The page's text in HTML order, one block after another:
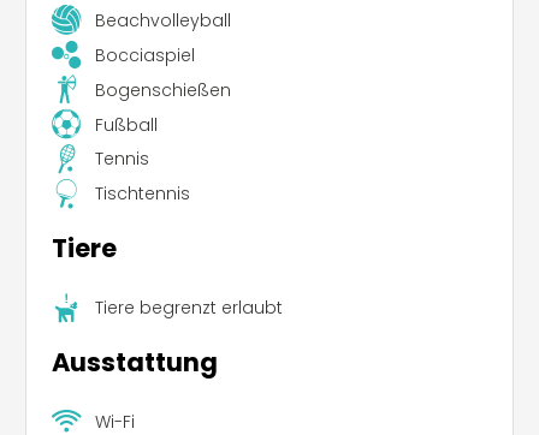
Beachvolleyball
Bocciaspiel
Bogenschießen
Fußball
Tennis
Tischtennis
Tiere
Tiere begrenzt erlaubt
Ausstattung
Wi-Fi